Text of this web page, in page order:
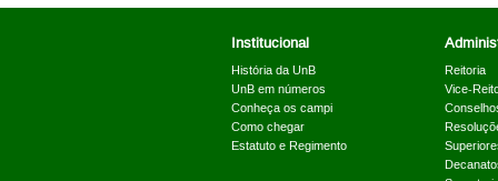
Institucional
História da UnB
UnB em números
Conheça os campi
Como chegar
Estatuto e Regimento
Reitoria
Vice-